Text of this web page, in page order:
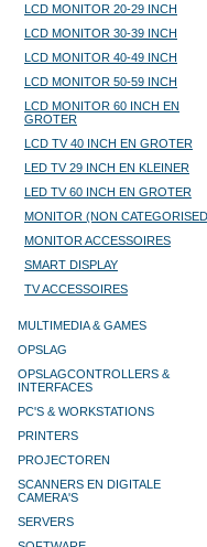
LCD MONITOR 20-29 INCH
LCD MONITOR 30-39 INCH
LCD MONITOR 40-49 INCH
LCD MONITOR 50-59 INCH
LCD MONITOR 60 INCH EN
GROTER
LCD TV 40 INCH EN GROTER
LED TV 29 INCH EN KLEINER
LED TV 60 INCH EN GROTER
MONITOR (NON
MONITOR ACCESSOIRES
SMART DISPLAY
TV ACCESSOIRES
MULTIMEDIA & GAMES
OPSLAG
OPSLAGCONTROLLERS &
INTERFACES
PC'S & WORKSTATIONS
PRINTERS
PROJECTOREN
SCANNERS EN DIGITALE
CAMERA'S
SERVERS